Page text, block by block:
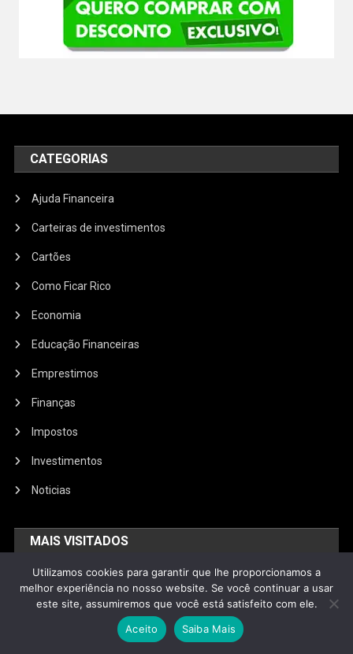
CATEGORIAS
Ajuda Financeira
Carteiras de investimentos
Cartões
Como Ficar Rico
Economia
Educação Financeiras
Emprestimos
Finanças
Impostos
Investimentos
Noticias
MAIS VISITADOS
O Que é uma Quebra da Bolsa de Valores? Veja Como Ela
Afeta Investidores e a Economia
O que é o FGC e como ele protege seus investimentos em
Utilizamos cookies para garantir que lhe proporcionamos a
melhor experiência no nosso website. Se você continuar a usar
este site, assumiremos que você está satisfeito com ele.
Aceito
Saiba Mais